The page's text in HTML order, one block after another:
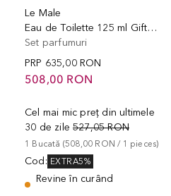
Le Male
Eau de Toilette 125 ml Gift Set
Set parfumuri
PRP 635,00 RON
508,00 RON
Cel mai mic preț din ultimele
30 de zile 527,05 RON
1 Bucată (508,00 RON / 1 pieces)
Cod: EXTRA5%
Revine în curând